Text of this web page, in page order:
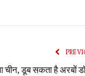
चीन, डूब सकता है अरबों